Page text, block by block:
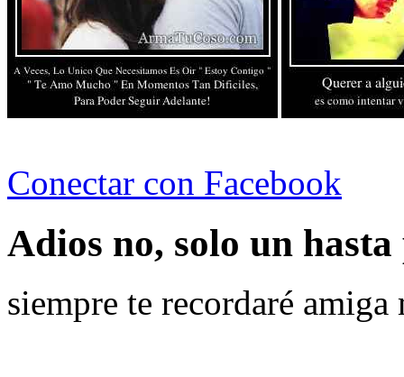
Conectar con Facebook
Adios no, solo un
siempre te recordaré amiga